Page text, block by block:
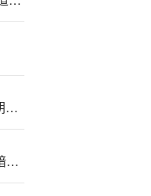
刘嘉玲喊话淘宝、{天}猫侵;权梁朝伟，目前该店铺已搜索不到
思特威,SC285SL亮相安博会：“暗光之王”解锁安防全彩夜视，2026年Q1量产